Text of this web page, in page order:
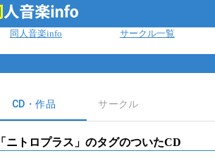
同人音楽info サークル一覧
CD・作品 サークル
「 ニトロプラス 」のタグのついたCD